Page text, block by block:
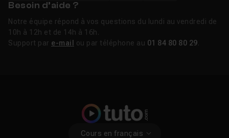
Besoin d’aide ?
Notre équipe répond à vos questions du lundi au vendredi de
10h à 12h et de 14h à 16h.
Support par e-mail ou par téléphone au 01 84 80 80 29
Cours en français